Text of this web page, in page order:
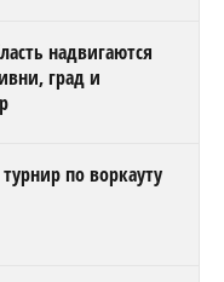
надвигаются
град и
по воркауту